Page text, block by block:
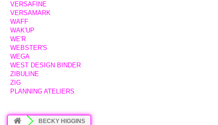
VERSAFINE
VERSAMARK
WAFF
WAK'UP
WE'R
WEBSTER'S
WEGA
WEST DESIGN BINDER
ZIBULINE
ZIG
PLANNING ATELIERS
BECKY HIGGINS